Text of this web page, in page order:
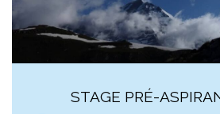
STAGE PRÉ-